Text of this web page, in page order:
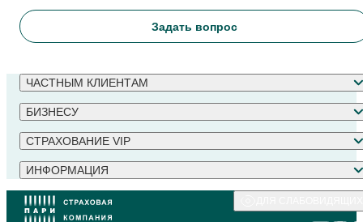
Задать вопрос
ЧАСТНЫМ КЛИЕНТАМ
БИЗНЕСУ
СТРАХОВАНИЕ VIP
ИНФОРМАЦИЯ